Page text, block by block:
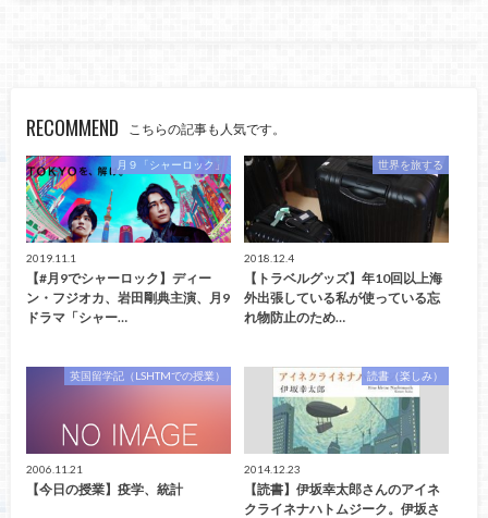
RECOMMEND こちらの記事も人気です。
月９「シャーロック」
2019.11.1
【#月9でシャーロック】ディー
ン・フジオカ、岩田剛典主演、月9
ドラマ「シャー…
世界を旅する
2018.12.4
【トラベルグッズ】年10回以上海
外出張している私が使っている忘
れ物防止のため…
英国留学記（LSHTMでの授業）
2006.11.21
【今日の授業】疫学、統計
読書（楽しみ）
2014.12.23
【読書】伊坂幸太郎さんのアイネ
クライネナハトムジーク。伊坂さ